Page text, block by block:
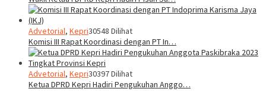
Advetorial, Kepri30548 Dilihat
Komisi III Rapat Koordinasi dengan PT In…
Advetorial, Kepri30397 Dilihat
Ketua DPRD Kepri Hadiri Pengukuhan Anggo…